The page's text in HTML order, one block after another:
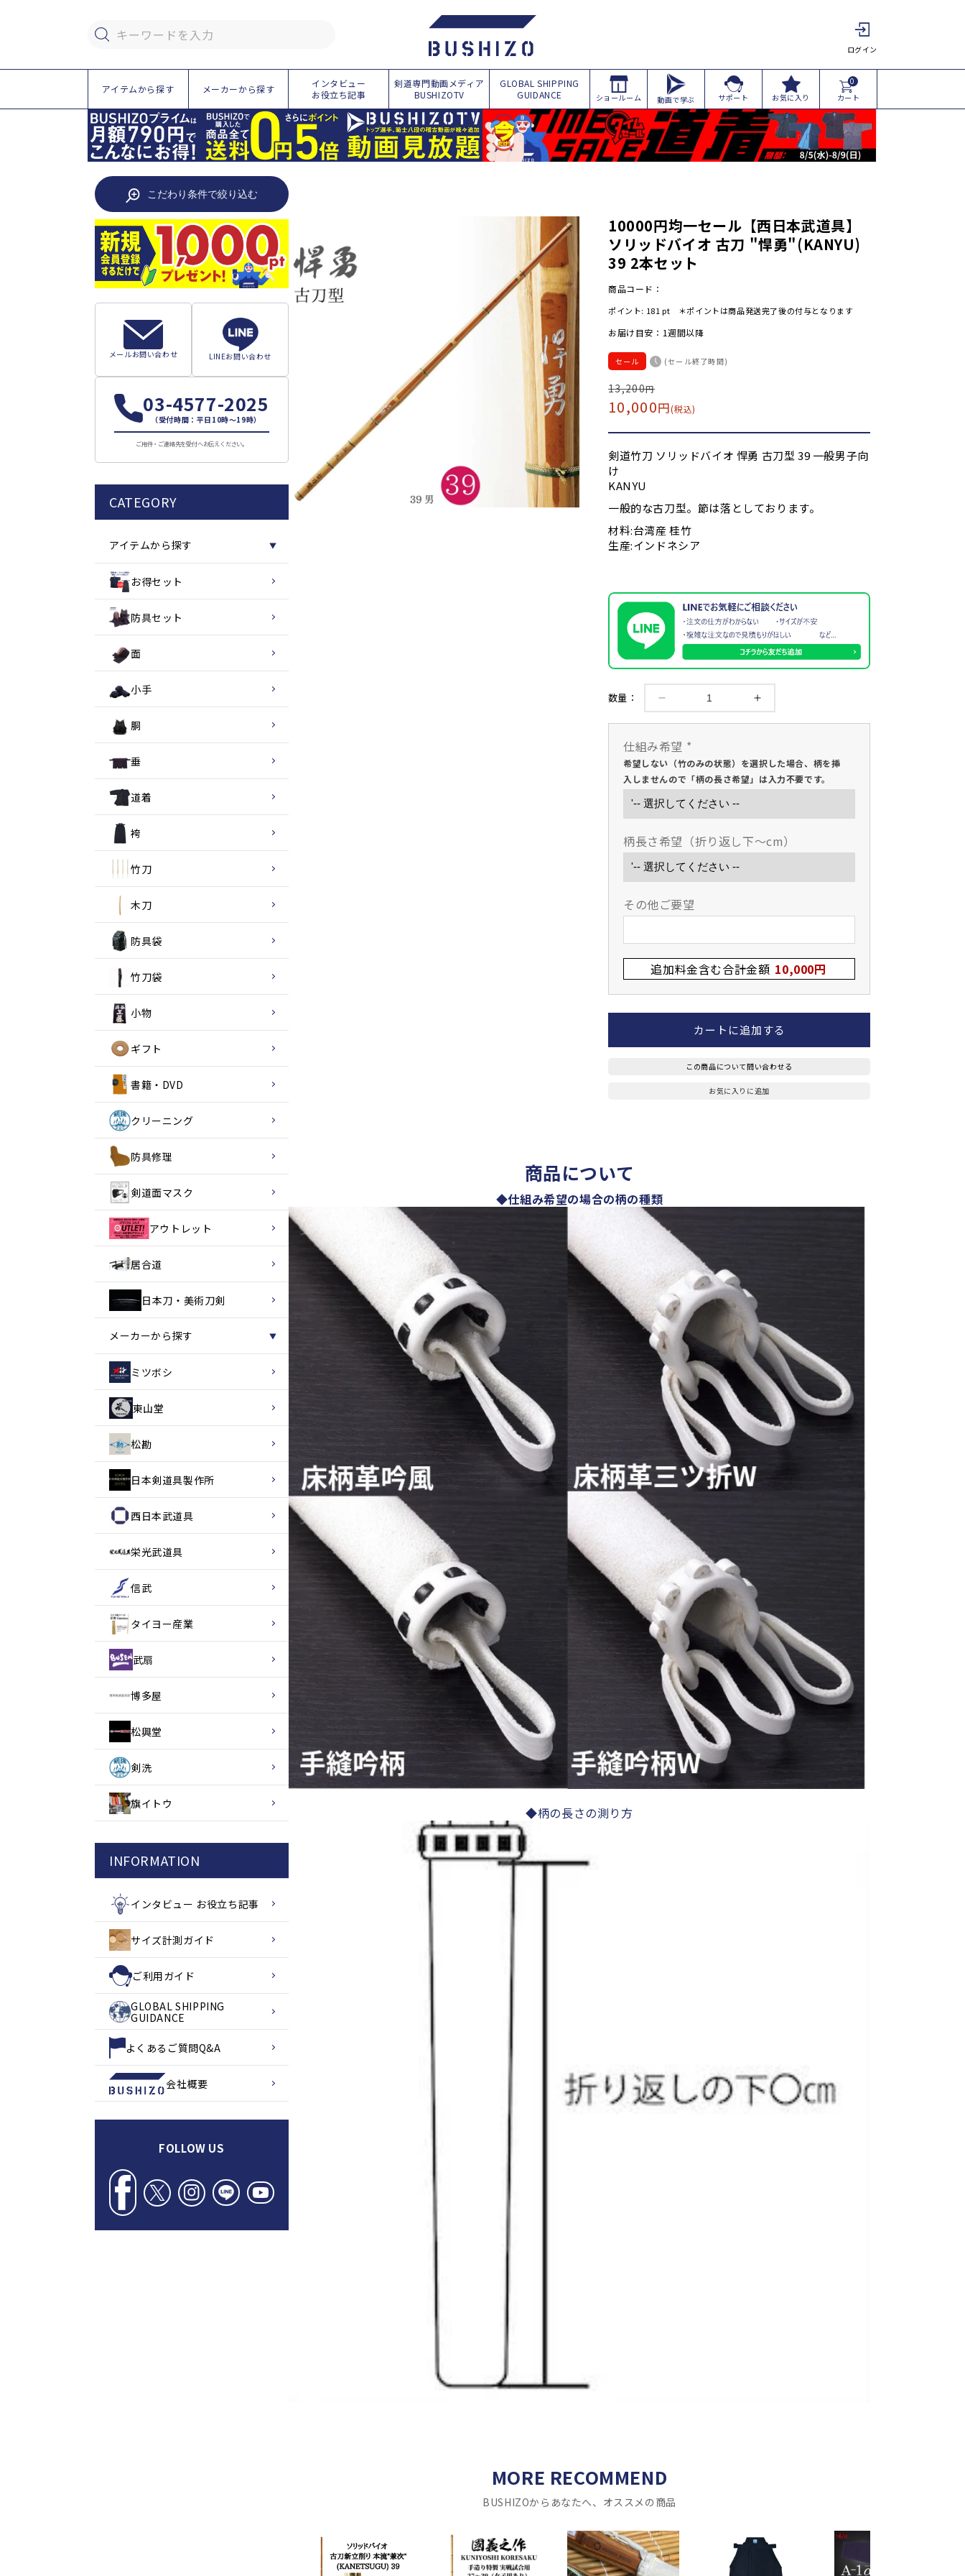
キーワードを入力
ログイン
アイテムから探す メーカーから探す
インタビュー
お役立ち記事
剣道専門動画メディア
BUSHIZOTV
GLOBAL SHIPPING
GUIDANCE
ショールーム 動画で学ぶ サポート お気に入り
0
カート
こだわり条件で絞り込む
メールお問い合わせ LINEお問い合わせ
03-4577-2025
（受付時間：平日10時～19時）
ご用件・ご連絡先を受付へお伝えください。
CATEGORY
アイテムから探す ▼
お得セット
防具セット
面
小手
胴
垂
道着
袴
竹刀
木刀
防具袋
竹刀袋
小物
ギフト
書籍・DVD
クリーニング
防具修理
剣道面マスク
アウトレット
居合道
日本刀・美術刀剣
メーカーから探す ▼
ミツボシ
東山堂
松勘
日本剣道具製作所
西日本武道具
栄光武道具
信武
タイヨー産業
武扇
博多屋
松興堂
剣洗
旗イトウ
INFORMATION
インタビュー お役立ち記事
サイズ計測ガイド
ご利用ガイド
GLOBAL SHIPPING
GUIDANCE
よくあるご質問Q&A
会社概要
FOLLOW US
商
10000円均一セール【西日本武道具】
ソリッドバイオ 古刀 "悍勇"(KANYU)
39 2本セット
商品コード：
ポイント: 181pt ＊ポイントは商品発送完了後の付与となります
お届け目安：1週間以降
セール (セール終了時間)
通
常
価
格
13,200円
セ
ー
ル
価
格
10,000円(税込)
剣道竹刀 ソリッドバイオ 悍勇 古刀型 39 一般男子向
け
KANYU
一般的な古刀型。節は落としております。
材料:台湾産 桂竹
生産:インドネシア
数量：
円
均
一
セ
ー
ル
日
本
武
具】
リ
ッ
ド
バ
イ
古
本
セ
ッ
数
量
を
減
ら
す
10000
円
セ
ー
日
リ
ッ
ド
バ
イ
オ
古
刀
悍
セ
量
を
増
や
す
仕組み希望 *
希望しない（竹のみの状態）を選択した場合、柄を挿
入しませんので「柄の長さ希望」は入力不要です。
柄長さ希望（折り返し下～cm）
その他ご要望
追加料金含む合計金額 10,000円
カートに追加する
この商品について問い合わせる
お気に入りに追加
商品について
◆仕組み希望の場合の柄の種類
◆柄の長さの測り方
MORE RECOMMEND
BUSHIZOからあなたへ、オススメの商品